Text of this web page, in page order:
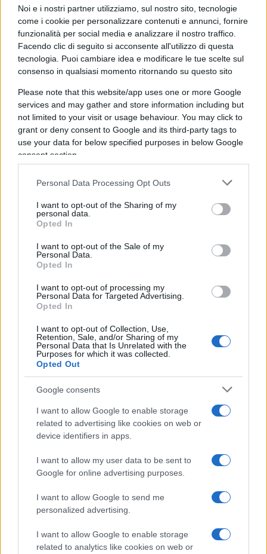
Noi e i nostri partner utilizziamo, sul nostro sito, tecnologie
come i cookie per personalizzare contenuti e annunci, fornire
funzionalità per social media e analizzare il nostro traffico.
Facendo clic di seguito si acconsente all'utilizzo di questa
tecnologia. Puoi cambiare idea e modificare le tue scelte sul
consenso in qualsiasi momento ritornando su questo sito
Please note that this website/app uses one or more Google
services and may gather and store information including but
not limited to your visit or usage behaviour. You may click to
grant or deny consent to Google and its third-party tags to
use your data for below specified purposes in below Google
consent section.
Personal Data Processing Opt Outs
I want to opt-out of the Sharing of my
personal data.
Opted In
I want to opt-out of the Sale of my
Personal Data.
Opted In
I want to opt-out of processing my
Personal Data for Targeted Advertising.
Opted In
I want to opt-out of Collection, Use,
Retention, Sale, and/or Sharing of my
Personal Data that Is Unrelated with the
Purposes for which it was collected.
Opted Out
Google consents
I want to allow Google to enable storage
related to advertising like cookies on web or
device identifiers in apps.
I want to allow my user data to be sent to
Google for online advertising purposes.
I want to allow Google to send me
personalized advertising.
I want to allow Google to enable storage
related to analytics like cookies on web or
10:52 PerSassoli, Ue a rischio se la destra vince le
regionali…
12:05 Fibrillazioni grillini. Sentite questa, mentre
Cernobbiosi inchina ai grillini.
13: 27 Roma contro il Nord per sede agenzie.
15:00 La riforma della tv e il falso decreto
semplificazioni che complica.
sparò ai rapinatori: il pm vuole l’archiviazione e i
giudici vogliono ancora indagare.
#COVID #SILVIO BERLUSCONI
86
Vignetta del 07/08/2026
Vai all'archivio delle vignette